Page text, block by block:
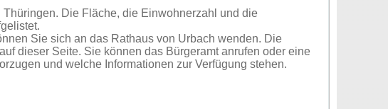
Die Fläche, die Einwohnerzahl und die
Sie sich an das Rathaus von Urbach wenden. Die
dieser Seite. Sie können das Bürgeramt anrufen oder eine
und welche Informationen zur Verfügung stehen.